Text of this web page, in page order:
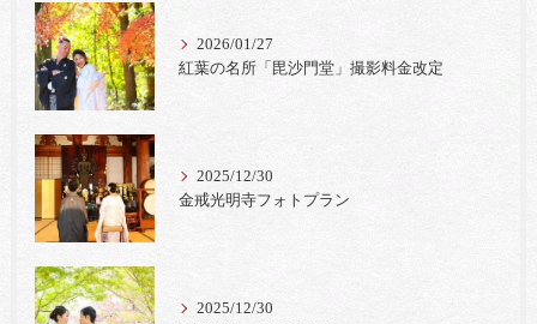
2026/01/27
紅葉の名所「毘沙門堂」撮影料金改定
2025/12/30
金戒光明寺フォトプラン
2025/12/30